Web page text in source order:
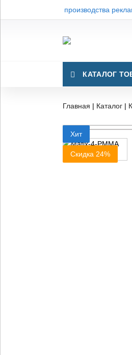
КАТАЛОГ
Главная | Каталог|
Хит
Скидка 24%